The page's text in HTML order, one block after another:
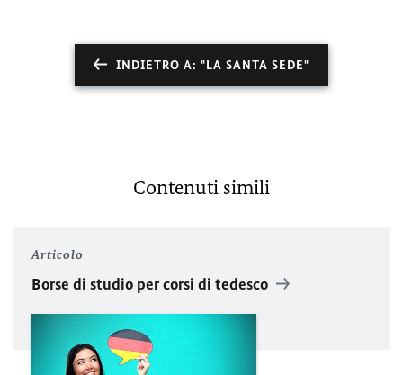
INDIETRO A: "LA SANTA SEDE"
Contenuti simili
Articolo
Borse di studio per corsi di tedesco